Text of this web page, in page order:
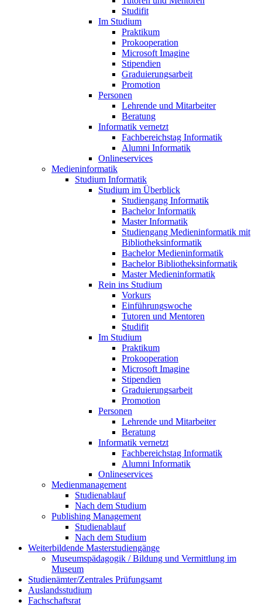
Studifit
Im Studium
Praktikum
Prokooperation
Microsoft Imagine
Stipendien
Graduierungsarbeit
Promotion
Personen
Lehrende und Mitarbeiter
Beratung
Informatik vernetzt
Fachbereichstag Informatik
Alumni Informatik
Onlineservices
Medieninformatik
Studium Informatik
Studium im Überblick
Studiengang Informatik
Bachelor Informatik
Master Informatik
Studiengang Medieninformatik mit
Bibliotheksinformatik
Bachelor Medieninformatik
Bachelor Bibliotheksinformatik
Master Medieninformatik
Rein ins Studium
Vorkurs
Einführungswoche
Tutoren und Mentoren
Studifit
Im Studium
Praktikum
Prokooperation
Microsoft Imagine
Stipendien
Graduierungsarbeit
Promotion
Personen
Lehrende und Mitarbeiter
Beratung
Informatik vernetzt
Fachbereichstag Informatik
Alumni Informatik
Onlineservices
Medienmanagement
Studienablauf
Nach dem Studium
Publishing Management
Studienablauf
Nach dem Studium
Weiterbildende Masterstudiengänge
Museumspädagogik / Bildung und Vermittlung im
Museum
Studienämter/Zentrales Prüfungsamt
Auslandsstudium
Fachschaftsrat